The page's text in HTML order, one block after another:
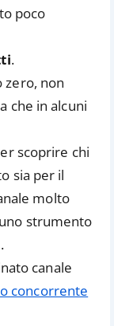
poco
.
zero, non
che in alcuni
scoprire chi
sia per il
molto
strumento
canale
concorrente